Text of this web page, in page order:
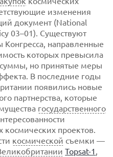
изменения
документ (National
03–01). Существуют
направленные
которых превысила
но принятые меры
В последние годы
появились новые
партнерства, которые
государственного
проектов.
космической съемки —
Topsat-1 ,